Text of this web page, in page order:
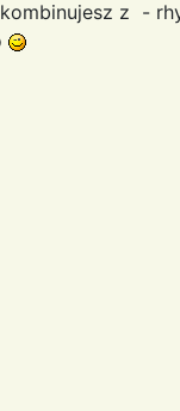
z -